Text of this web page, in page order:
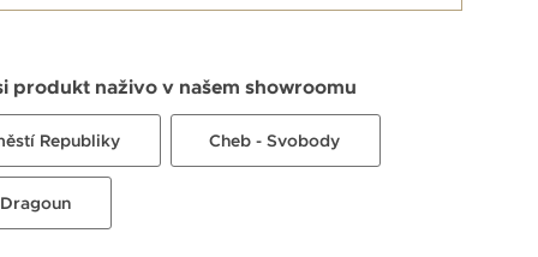
produkt naživo v našem showroomu
Republiky Cheb - Svobody